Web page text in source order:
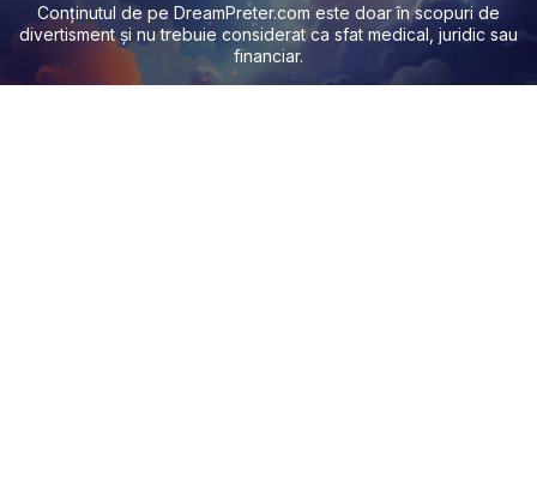
Conținutul de pe DreamPreter.com este doar în scopuri de
divertisment și nu trebuie considerat ca sfat medical, juridic sau
financiar.